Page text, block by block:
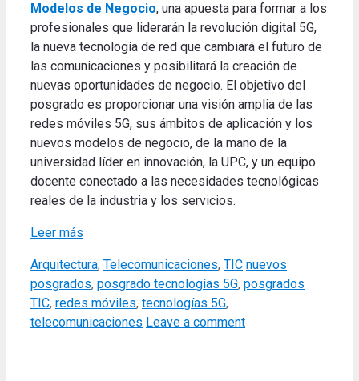
Modelos de Negocio, una apuesta para formar a los
profesionales que liderarán la revolución digital 5G,
la nueva tecnología de red que cambiará el futuro de
las comunicaciones y posibilitará la creación de
nuevas oportunidades de negocio. El objetivo del
posgrado es proporcionar una visión amplia de las
redes móviles 5G, sus ámbitos de aplicación y los
nuevos modelos de negocio, de la mano de la
universidad líder en innovación, la UPC, y un equipo
docente conectado a las necesidades tecnológicas
reales de la industria y los servicios.
Leer más
Categories
Arquitectura, Telecomunicaciones, TIC Tags
nuevos
posgrados, posgrado tecnologías 5G, posgrados
TIC, redes móviles, tecnologías 5G,
telecomunicaciones Leave a comment